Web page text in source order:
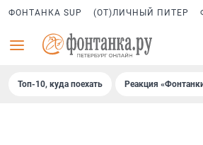
ФОНТАНКА SUP (ОТ)ЛИЧНЫЙ ПИТЕР
Топ-10, куда поехать Реакция